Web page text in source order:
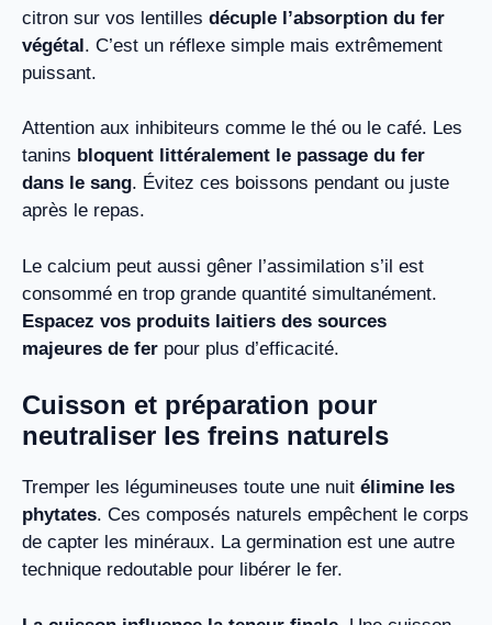
citron sur vos lentilles décuple l’absorption du fer
végétal. C’est un réflexe simple mais extrêmement
puissant.
Attention aux inhibiteurs comme le thé ou le café. Les
tanins bloquent littéralement le passage du fer
dans le sang. Évitez ces boissons pendant ou juste
après le repas.
Le calcium peut aussi gêner l’assimilation s’il est
consommé en trop grande quantité simultanément.
Espacez vos produits laitiers des sources
majeures de fer pour plus d’efficacité.
Cuisson et préparation pour
neutraliser les freins naturels
Tremper les légumineuses toute une nuit élimine les
phytates. Ces composés naturels empêchent le corps
de capter les minéraux. La germination est une autre
technique redoutable pour libérer le fer.